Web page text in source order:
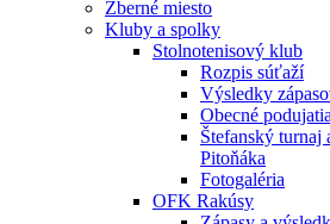
Zberné miesto
Kluby a spolky
Stolnotenisový klub
Rozpis súťaží
Výsledky
Obecné podujatia
Štefanský turnaj
Pitoňáka
Fotogaléria
OFK Rakúsy